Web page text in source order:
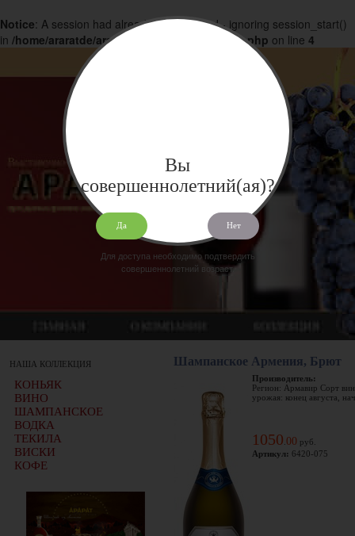
Notice: A session had already been started - ignoring session_start()
in /home/araratde/araratdeg.ru/docs/products.php on line 4
НАША КОЛЛЕКЦИЯ
КОНЬЯК
ВИНО
ШАМПАНСКОЕ
ВОДКА
ТЕКИЛА
ВИСКИ
КОФЕ
Шампанское Армения, Брют
Производитель:
Регион: Армавир Сорт
урожая: конец августа,
1050 00 руб.
Артикул: 6420-075
Вы
совершеннолетний(ая)?
Да Нет
Для доступа необходимо подтвердить
совершеннолетний возраст.